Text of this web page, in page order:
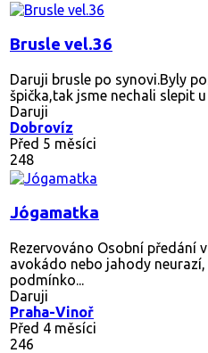
Brusle vel.36
Daruji brusle po synovi.Byly
špička,tak jsme nechali slepit
Daruji
Dobrovíz
Před 5 měsíci
248
Jógamatka
Rezervováno Osobní předání
avokádo nebo jahody
podmínko...
Daruji
Praha-Vinoř
Před 4 měsíci
246